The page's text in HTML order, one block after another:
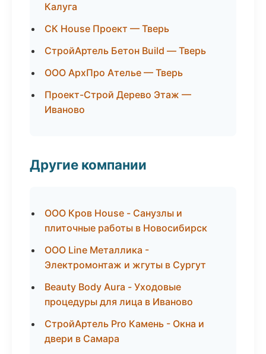
Калуга
СК House Проект — Тверь
СтройАртель Бетон Build — Тверь
ООО АрхПро Ателье — Тверь
Проект-Строй Дерево Этаж —
Иваново
Другие компании
ООО Кров House - Санузлы и
плиточные работы в Новосибирск
ООО Line Металлика -
Электромонтаж и жгуты в Сургут
Beauty Body Aura - Уходовые
процедуры для лица в Иваново
СтройАртель Pro Камень - Окна и
двери в Самара